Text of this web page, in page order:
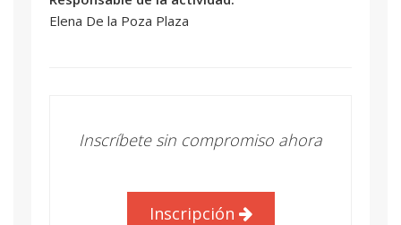
Elena De la Poza Plaza
Inscríbete sin compromiso ahora
Inscripción